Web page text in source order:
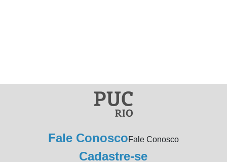
Fale ConoscoFale Conosco
Cadastre-se